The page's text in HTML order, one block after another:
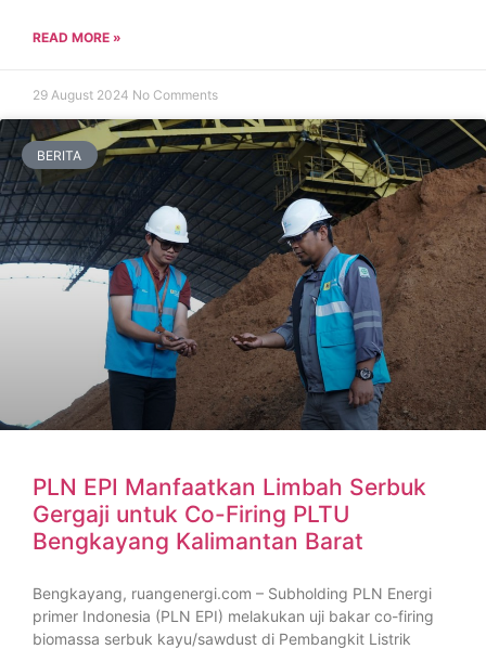
READ MORE »
29 August 2024 No Comments
BERITA
PLN EPI Manfaatkan Limbah Serbuk
Gergaji untuk Co-Firing PLTU
Bengkayang Kalimantan Barat
Bengkayang, ruangenergi.com – Subholding PLN Energi
primer Indonesia (PLN EPI) melakukan uji bakar co-firing
biomassa serbuk kayu/sawdust di Pembangkit Listrik